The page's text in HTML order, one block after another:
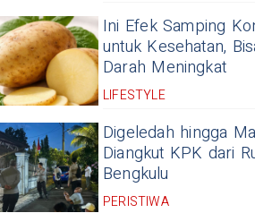
Ini Efek Samping
untuk Kesehatan,
Darah Meningkat
LIFESTYLE
Digeledah hingga
Diangkut KPK dari
Bengkulu
PERISTIWA